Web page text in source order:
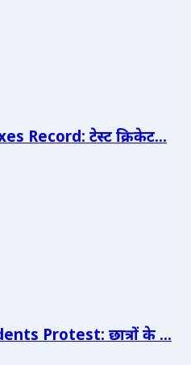
Record: टेस्ट क्रिकेट...
Protest: छात्रों के ...